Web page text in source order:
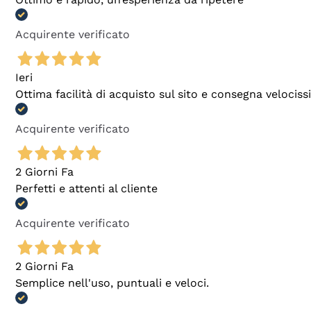
Acquirente verificato
Ieri
Ottima facilità di acquisto sul sito e consegna
Acquirente verificato
2 Giorni Fa
Perfetti e attenti al cliente
Acquirente verificato
2 Giorni Fa
Semplice nell'uso, puntuali e veloci.